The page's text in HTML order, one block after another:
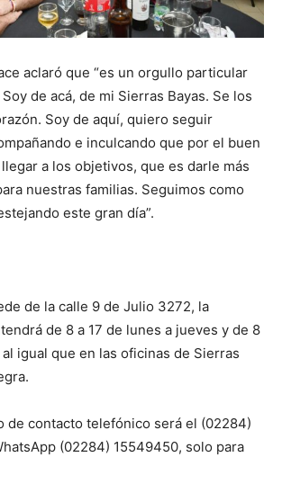
aclaró que “es un orgullo particular
de acá, de mi Sierras Bayas. Se los
Soy de aquí, quiero seguir
e inculcando que por el buen
a los objetivos, que es darle más
nuestras familias. Seguimos como
este gran día”.
de la calle 9 de Julio 3272, la
de 8 a 17 de lunes a jueves y de 8
igual que en las oficinas de Sierras
de contacto telefónico será el (02284)
(02284) 15549450, solo para